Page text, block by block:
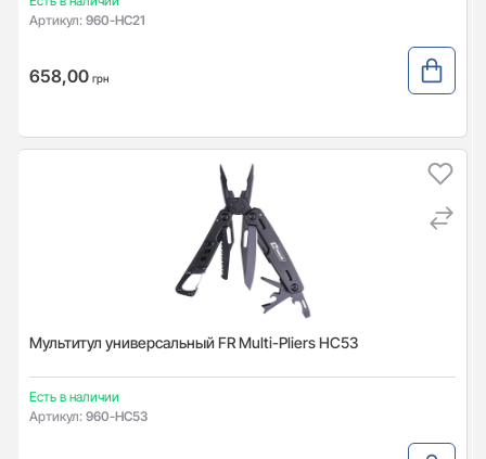
Артикул: 960-HC21
658,00 грн
Мультитул универсальный FR Multi-Pliers HC53
Есть в наличии
Артикул: 960-HC53